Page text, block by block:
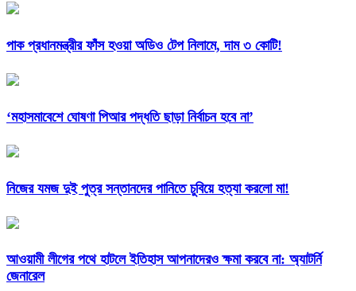
পাক প্রধানমন্ত্রীর ফাঁস হওয়া অডিও টেপ নিলামে, দাম ৩ কোটি‍‍!
‘মহাসমাবেশে ঘোষণা পিআর পদ্ধ‌তি‌ ছাড়া নির্বাচন হবে না’
নিজের যমজ দুই পুত্র সন্তানদের পানিতে চুবিয়ে হত্যা করলো মা!
আওয়ামী লীগের পথে হাটলে ইতিহাস আপনাদেরও ক্ষমা করবে না: অ্যাটর্নি
জেনারেল